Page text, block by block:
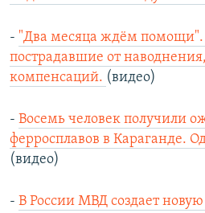
- "Два месяца ждём
пострадавшие от
компенсаций. (видео)
- Восемь человек получили
ферросплавов в Караганде.
(видео)
- В России МВД создает